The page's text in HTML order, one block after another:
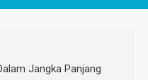
Jangka Panjang